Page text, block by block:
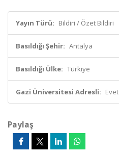
Yayın Türü: Bildiri / Özet Bildiri
Basıldığı Şehir: Antalya
Basıldığı Ülke: Türkiye
Gazi Üniversitesi Adresli: Evet
Paylaş